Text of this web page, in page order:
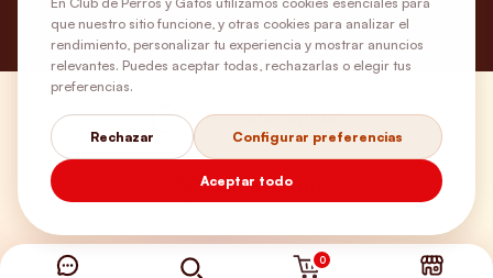
¿Necesitas ayuda?
Envíos Gratis
+56 9 5646 8188
0
que nuestro sitio funcione, y otras cookies para analizar el
rendimiento, personalizar tu experiencia y mostrar anuncios
relevantes. Puedes aceptar todas, rechazarlas o elegir tus
preferencias.
Rechazar Configurar preferencias
Aceptar todo